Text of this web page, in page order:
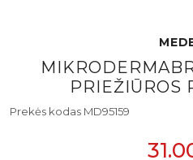
PRIEŽIŪROS
Prekės kodas MD95159